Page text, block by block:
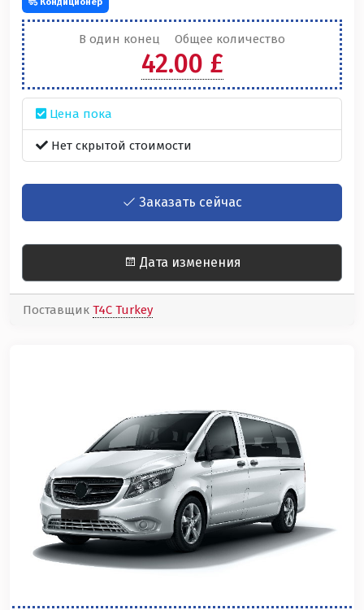
В один конец Общее количество
42.00 £
Цена пока
Нет скрытой стоимости
Заказать сейчас
Дата изменения
Поставщик T4C Turkey